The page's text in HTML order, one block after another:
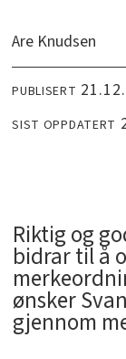
Are Knudsen
PUBLISERT
SIST OPPDATERT
Riktig og
bidrar til å
ønsker
gjennom